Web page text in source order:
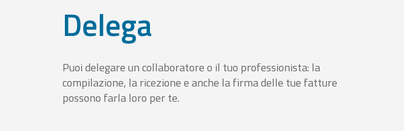
Delega
Puoi delegare un collaboratore o il tuo professionista: la
compilazione, la ricezione e anche la firma delle tue fatture
possono farla loro per te.